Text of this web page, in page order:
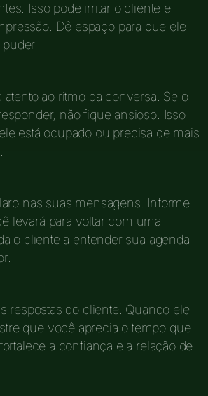
Isso pode irritar o cliente e
Dê espaço para que ele
atento ao ritmo da conversa. Se o
não fique ansioso. Isso
está ocupado ou precisa de mais
nas suas mensagens. Informe
levará para voltar com uma
o cliente a entender sua agenda
respostas do cliente. Quando ele
que você aprecia o tempo que
a confiança e a relação de